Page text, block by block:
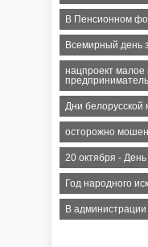
В Пенсионном
Всемирный день
нацпроект малое
Дни белорусской
осторожно
20 октября -
Год народного
В